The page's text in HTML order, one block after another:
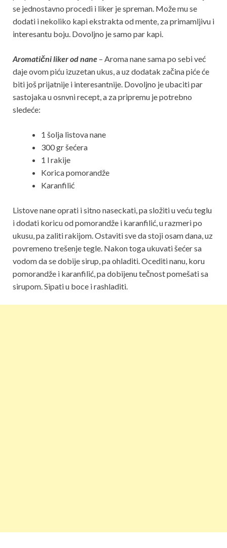
se jednostavno procedi i liker je spreman. Može mu se
dodati i nekoliko kapi ekstrakta od mente, za primamljivu i
interesantu boju. Dovoljno je samo par kapi.
Aromatični liker od nane – Aroma nane sama po sebi već
daje ovom piću izuzetan ukus, a uz dodatak začina piće će
biti još prijatnije i interesantnije. Dovoljno je ubaciti par
sastojaka u osnvni recept, a za pripremu je potrebno
sledeće:
1 šolja listova nane
300 gr šećera
1 l rakije
Korica pomorandže
Karanfilić
Listove nane oprati i sitno naseckati, pa složiti u veću teglu
i dodati koricu od pomorandže i karanfilić, u razmeri po
ukusu, pa zaliti rakijom. Ostaviti sve da stoji osam dana, uz
povremeno trešenje tegle. Nakon toga ukuvati šećer sa
vodom da se dobije sirup, pa ohladiti. Ocediti nanu, koru
pomorandže i karanfilić, pa dobijenu tečnost pomešati sa
sirupom. Sipati u boce i rashladiti.